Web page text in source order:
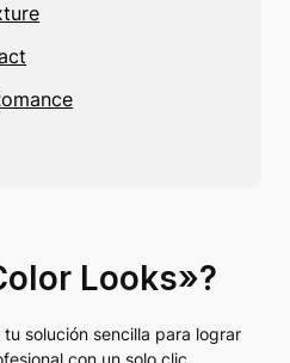
Looks»?
tu solución sencilla para lograr
con un solo clic.